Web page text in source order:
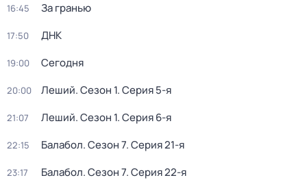
16:45 За гранью
17:50 ДНК
19:00 Сегодня
20:00 Леший. Сезон 1. Серия 5-я
21:07 Леший. Сезон 1. Серия 6-я
22:15 Балабол. Сезон 7. Серия 21-я
23:17 Балабол. Сезон 7. Серия 22-я